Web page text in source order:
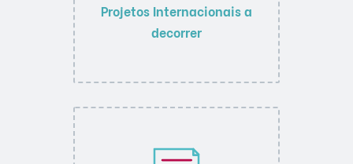
Projetos Internacionais a
decorrer